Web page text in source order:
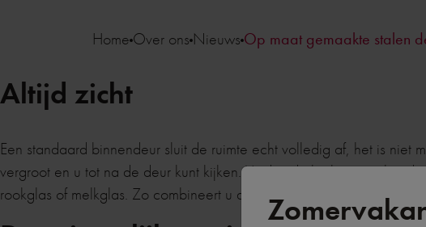
Home Over ons Nieuws Op maat gemaakte stalen
Altijd zicht
Een standaard binnendeur sluit de ruimte echt volledig af, het is
vergroot en u tot na de deur kunt kijken. Vindt u de look van stalen
rookglas of melkglas. Zo combineert u de mooie uitstraling met rust.